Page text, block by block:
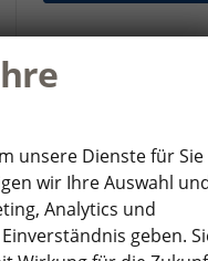
unsere Dienste für Sie
wir Ihre Auswahl
Analytics und
geben.